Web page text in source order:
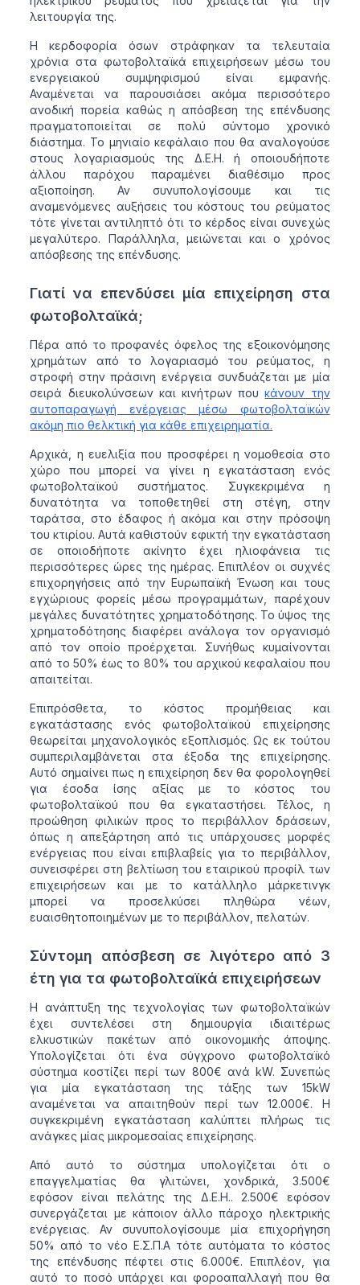
λειτουργία της.
Η κερδοφορία όσων στράφηκαν τα τελευταία
χρόνια στα φωτοβολταϊκά επιχειρήσεων μέσω του
ενεργειακού συμψηφισμού είναι εμφανής.
Αναμένεται να παρουσιάσει ακόμα περισσότερο
ανοδική πορεία καθώς η απόσβεση της επένδυσης
πραγματοποιείται σε πολύ σύντομο χρονικό
διάστημα. Το μηνιαίο κεφάλαιο που θα αναλογούσε
στους λογαριασμούς της Δ.Ε.Η. ή οποιουδήποτε
άλλου παρόχου παραμένει διαθέσιμο προς
αξιοποίηση. Αν συνυπολογίσουμε και τις
αναμενόμενες αυξήσεις του κόστους του ρεύματος
τότε γίνεται αντιληπτό ότι το κέρδος είναι συνεχώς
μεγαλύτερο. Παράλληλα, μειώνεται και ο χρόνος
απόσβεσης της επένδυσης.
Γιατί να επενδύσει μία επιχείρηση στα
φωτοβολταϊκά;
Πέρα από το προφανές όφελος της εξοικονόμησης
χρημάτων από το λογαριασμό του ρεύματος, η
στροφή στην πράσινη ενέργεια συνδυάζεται με μία
σειρά διευκολύνσεων και κινήτρων πουκάνουν την
αυτοπαραγωγή ενέργειας μέσω φωτοβολταϊκών
ακόμη πιο θελκτική για κάθε επιχειρηματία.
Αρχικά, η ευελιξία που προσφέρει η νομοθεσία στο
χώρο που μπορεί να γίνει η εγκατάσταση ενός
φωτοβολταϊκού συστήματος. Συγκεκριμένα η
δυνατότητα να τοποθετηθεί στη στέγη, στην
ταράτσα, στο έδαφος ή ακόμα και στην πρόσοψη
του κτιρίου. Αυτά καθιστούν εφικτή την εγκατάσταση
σε οποιοδήποτε ακίνητο έχει ηλιοφάνεια τις
περισσότερες ώρες της ημέρας. Επιπλέον οι συχνές
επιχορηγήσεις από την Ευρωπαϊκή Ένωση και τους
εγχώριους φορείς μέσω προγραμμάτων, παρέχουν
μεγάλες δυνατότητες χρηματοδότησης. Το ύψος της
χρηματοδότησης διαφέρει ανάλογα τον οργανισμό
από τον οποίο προέρχεται. Συνήθως κυμαίνονται
από το 50% έως το 80% του αρχικού κεφαλαίου που
απαιτείται.
Επιπρόσθετα, το κόστος προμήθειας και
εγκατάστασης ενός φωτοβολταϊκού επιχείρησης
θεωρείται μηχανολογικός εξοπλισμός. Ως εκ τούτου
συμπεριλαμβάνεται στα έξοδα της επιχείρησης.
Αυτό σημαίνει πως η επιχείρηση δεν θα φορολογηθεί
για έσοδα ίσης αξίας με το κόστος του
φωτοβολταϊκού που θα εγκαταστήσει. Τέλος, η
προώθηση φιλικών προς το περιβάλλον δράσεων,
όπως η απεξάρτηση από τις υπάρχουσες μορφές
ενέργειας που είναι επιβλαβείς για το περιβάλλον,
συνεισφέρει στη βελτίωση του εταιρικού προφίλ των
επιχειρήσεων και με το κατάλληλο μάρκετινγκ
μπορεί να προσελκύσει πληθώρα νέων,
ευαισθητοποιημένων με το περιβάλλον, πελατών.
Σύντομη απόσβεση σε λιγότερο από 3
έτη για τα φωτοβολταϊκά επιχειρήσεων
Η ανάπτυξη της τεχνολογίας των φωτοβολταϊκών
έχει συντελέσει στη δημιουργία ιδιαιτέρως
ελκυστικών πακέτων από οικονομικής άποψης.
Υπολογίζεται ότι ένα σύγχρονο φωτοβολταϊκό
σύστημα κοστίζει περί των 800€ ανά kW. Συνεπώς
για μία εγκατάσταση της τάξης των 15kW
αναμένεται να απαιτηθούν περί των 12.000€. Η
συγκεκριμένη εγκατάσταση καλύπτει πλήρως τις
ανάγκες μίας μικρομεσαίας επιχείρησης.
Από αυτό το σύστημα υπολογίζεται ότι ο
επαγγελματίας θα γλιτώνει, χονδρικά, 3.500€
εφόσον είναι πελάτης της Δ.Ε.Η.. 2.500€ εφόσον
συνεργάζεται με κάποιον άλλο πάροχο ηλεκτρικής
ενέργειας. Αν συνυπολογίσουμε μία επιχορήγηση
50% από το νέο Ε.Σ.Π.Α τότε αυτόματα το κόστος
της επένδυσης πέφτει στις 6.000€. Επιπλέον, για
αυτό το ποσό υπάρχει και φοροαπαλλαγή που θα